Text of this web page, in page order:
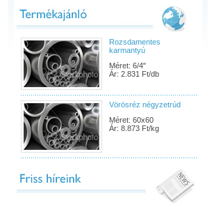
Rozsdamentes
karmantyú
Méret: 6/4"
Ár: 2.831 Ft/db
Vörösréz négyzetrúd
Méret: 60x60
Ár: 8.873 Ft/kg